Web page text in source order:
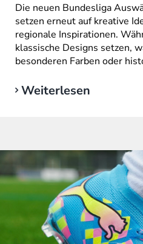
Die neuen Bundesliga
setzen erneut auf kreative
regionale Inspirationen.
klassische Designs setzen,
besonderen Farben oder
Weiterlesen